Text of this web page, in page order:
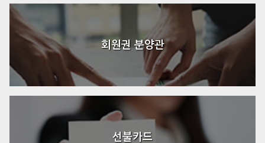
회원권 분양관
선불카드